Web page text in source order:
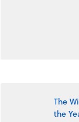
The
the